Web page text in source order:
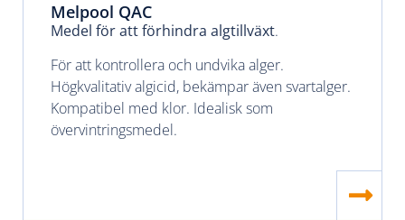
Melpool QAC
Medel för att förhindra algtillväxt.
För att kontrollera och undvika alger.
Högkvalitativ algicid, bekämpar även svartalger.
Kompatibel med klor. Idealisk som
övervintringsmedel.